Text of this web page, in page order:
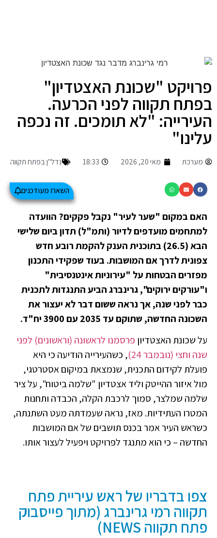
פרויקט "שכונת האצטדיון"
בפתח תקווה לפני הכרעה.
העירייה: "לא תומכים. זה נכפה
עלינו"
מערכת מאי 20, 2026 18:33 נדל"ן בפתח תקווה
השארו מעודכנים
האם במקום "שער לעיר" נקבל פקקים? הוועדה
למתחמים מועדפים לדיור (ותמ"ל) תדון ביום שלישי
הבא (26.5) בתוכנית הענק להקמת רובע חדש
צפונית לדרך אם המושבות. בעוד שפקידי התכנון
מפזרים הבטחות על "עירוניות אינטנסיבית"
ו"עורקים ירוקים", גרינברג הביע התנגדות לתכנית
כבר לפני שנה, אך נראה ששום דבר לא יעצור את
השכונה החדשה, שתוקם עד 2035 עם 3900 יח"ד.
על שכונת האצטדיון פרסמנו לראשונה (וראשונים) לפני
שנה וחצי (נובמבר 24)
, כשהעירייה הודיעה כי היא
פועלת לקידום התכנית, שנמצאת במיקום אסטרטגי,
מול איזור ההייטק וליד אצטדיון "שלמה ביטוח", על ציר
שלמה שמלצר, סמוך לרכבת הקלה, הכבדה ותחנות
המטרו העתידיות. מאז, נראה שעמדתה מעט השתנתה,
כשראש העיר אמר בכנס תושבים של אם המושבות
החדשה – כי הוא מתנגד לפרויקט ויפעיל לעצור אותו.
צפו בדבריו של ראש עיריית פתח
תקווה רמי גרינברג (מתוך פייסבוק
פתח תקווה NEWS)